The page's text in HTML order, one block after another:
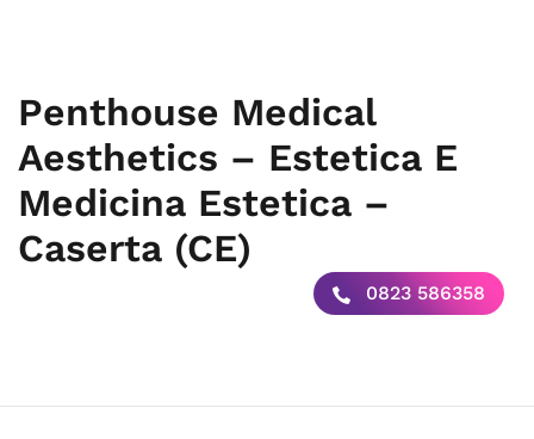
Penthouse Medical
Aesthetics – Estetica E
Medicina Estetica –
Caserta (CE)
0823 586358